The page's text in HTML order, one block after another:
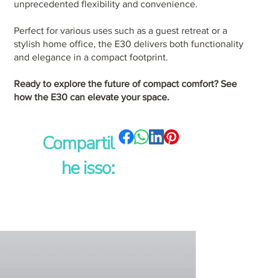
unprecedented flexibility and convenience.
Perfect for various uses such as a guest retreat or a
stylish home office, the E30 delivers both functionality
and elegance in a compact footprint.
Ready to explore the future of compact comfort? See
how the E30 can elevate your space.
Compartil
he isso: